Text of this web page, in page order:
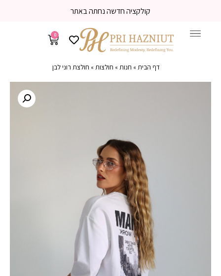
קולקציה חדשה נחתה באתר
0
דף הבית» חנות» חולצות» חולצת רוני לבן